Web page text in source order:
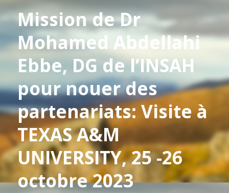
Mission de Dr
Mohamed Abdellahi
Ebbe, DG de l’INSAH
pour nouer des
partenariats: Visite à
TEXAS A&M
UNIVERSITY, 25 -26
octobre 2023